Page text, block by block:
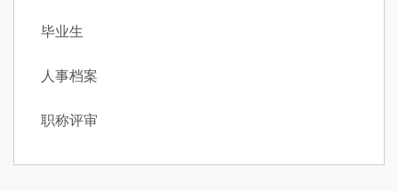
毕业生
人事档案
职称评审